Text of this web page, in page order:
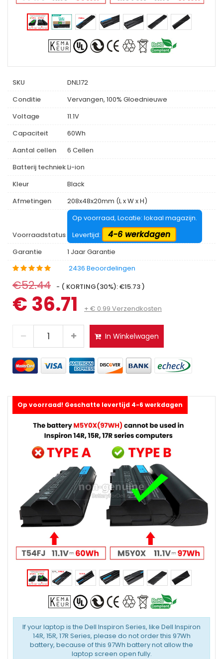
SKU
DNL172
Conditie
Vervangen, 100% Gloednieuwe
Voltage
11.1V
Capaciteit
60Wh
Aantal cellen
6 Cellen
Batterij techniekLi-ion
Kleur
Black
Afmetingen
208x48x20mm (L x W x H)
Voorraadstatus
Op voorraad, Locatie: lokaal magazijn.
Levertijd:
4-6 werkdagen
Garantie
1 Jaar Garantie
2436 Beoordelingen
€52.44 - ( KORTING(30%): €15.73 )
€ 36.71 + € 0.99 Verzendkosten
In Winkelwagen
If your laptop is the Dell Inspiron Series, like Dell Inspiron
14R, 15R, 17R Series, please do not order this 97Wh
battery, because of this 97Wh battery not allow the
laptop screen open fully.
Op voorraad! Geschatte levertijd 4-6 werkdagen